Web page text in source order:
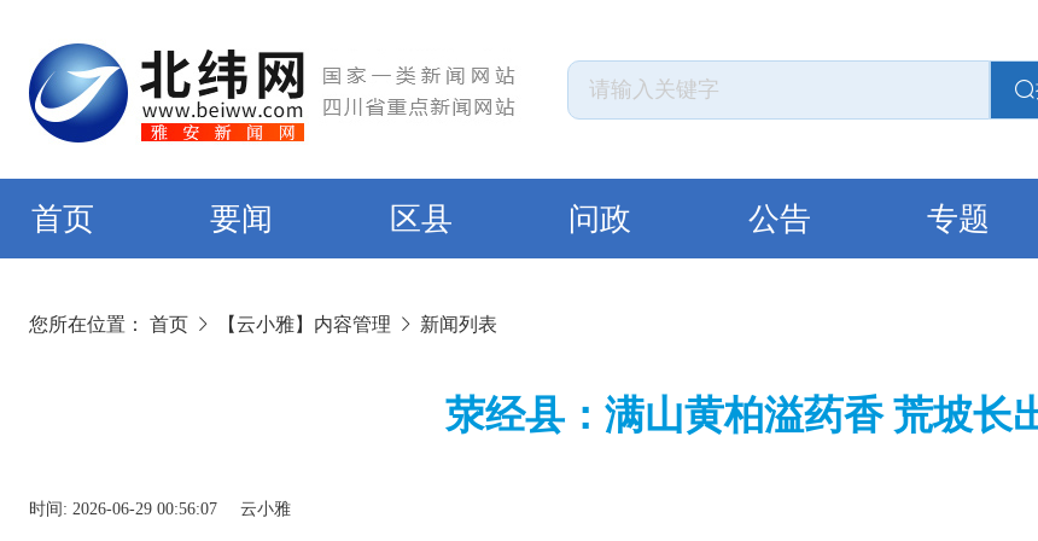
首页 要闻 区县 问政 公告 专题
您所在位置： 首页 【云小雅】内容管理 新闻列表
荥经县：满山黄柏溢药香 荒坡长
时间: 2026-06-29 00:56:07 云小雅